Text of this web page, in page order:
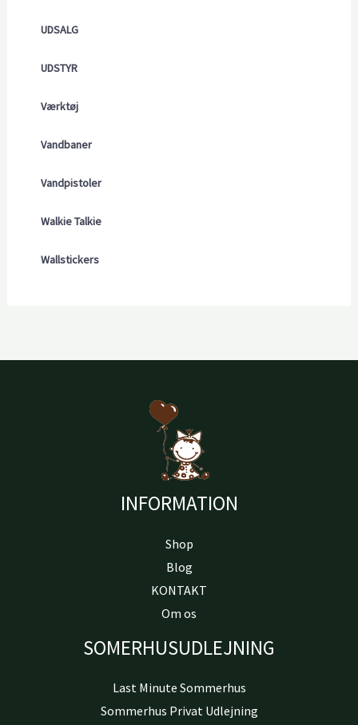
UDSALG
UDSTYR
Værktøj
Vandbaner
Vandpistoler
Walkie Talkie
Wallstickers
INFORMATION
Shop
Blog
KONTAKT
Om os
SOMERHUSUDLEJNING
Last Minute Sommerhus
Sommerhus Privat Udlejning